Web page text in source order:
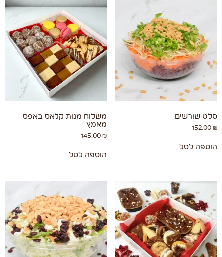
סלט שורשים
152.00 ₪
הוספה לסל
משלוח מנות קלאס באפס
מאמץ
145.00₪
הוספה לסל